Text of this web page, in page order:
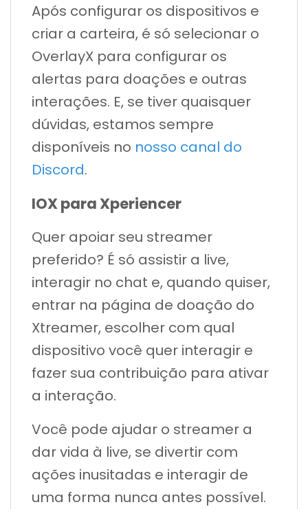
Após configurar os dispositivos e
criar a carteira, é só selecionar o
OverlayX para configurar os
alertas para doações e outras
interações. E, se tiver quaisquer
dúvidas, estamos sempre
disponíveis no nosso canal do
Discord.
IOXpara Xperiencer
Quer apoiar seu streamer
preferido? É só assistir a live,
interagir no chat e, quando quiser,
entrar na página de doação do
Xtreamer, escolher com qual
dispositivo você quer interagir e
fazer sua contribuição para ativar
a interação.
Você pode ajudar o streamer a
dar vida à live, se divertir com
ações inusitadas e interagir de
uma forma nunca antes possível.